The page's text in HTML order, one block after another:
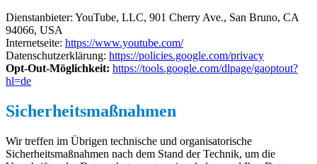
Dienstanbieter: YouTube, LLC, 901 Cherry Ave., San Bruno, CA
94066, USA
Internetseite: https://www.youtube.com/
Datenschutzerklärung: https://policies.google.com/privacy
Opt-Out-Möglichkeit: https://tools.google.com/dlpage/gaoptout?
hl=de
Sicherheitsmaßnahmen
Wir treffen im Übrigen technische und organisatorische
Sicherheitsmaßnahmen nach dem Stand der Technik, um die